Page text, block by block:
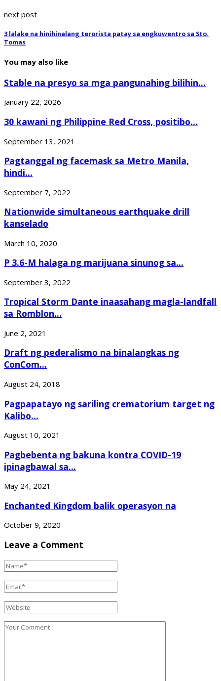
next post
3 lalake na hinihinalang terorista patay sa engkuwentro sa Sto.
Tomas
You may also like
Stable na presyo sa mga pangunahing bilihin...
January 22, 2026
30 kawani ng Philippine Red Cross, positibo...
September 13, 2021
Pagtanggal ng facemask sa Metro Manila,
hindi...
September 7, 2022
Nationwide simultaneous earthquake drill
kanselado
March 10, 2020
P 3.6-M halaga ng marijuana sinunog sa...
September 3, 2022
Tropical Storm Dante inaasahang magla-landfall
sa Romblon...
June 2, 2021
Draft ng pederalismo na binalangkas ng
ConCom...
August 24, 2018
Pagpapatayo ng sariling crematorium target ng
Kalibo...
August 10, 2021
Pagbebenta ng bakuna kontra COVID-19
ipinagbawal sa...
May 24, 2021
Enchanted Kingdom balik operasyon na
October 9, 2020
Leave a Comment